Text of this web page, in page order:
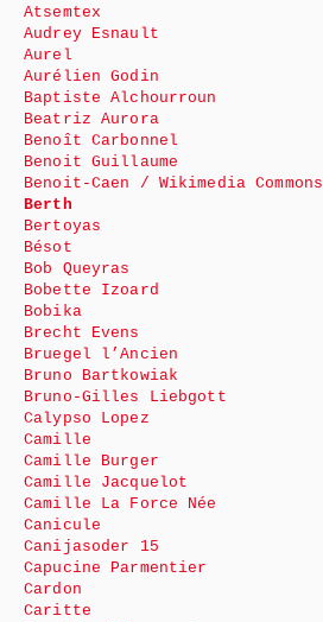
Atsemtex
Audrey Esnault
Aurel
Aurélien Godin
Baptiste Alchourroun
Beatriz Aurora
Benoît Carbonnel
Benoit Guillaume
Benoit-Caen / Wikimedia Commons
Berth
Bertoyas
Bésot
Bob Queyras
Bobette Izoard
Bobika
Brecht Evens
Bruegel l’Ancien
Bruno Bartkowiak
Bruno-Gilles Liebgott
Calypso Lopez
Camille
Camille Burger
Camille Jacquelot
Camille La Force Née
Canicule
Canijasoder 15
Capucine Parmentier
Cardon
Caritte